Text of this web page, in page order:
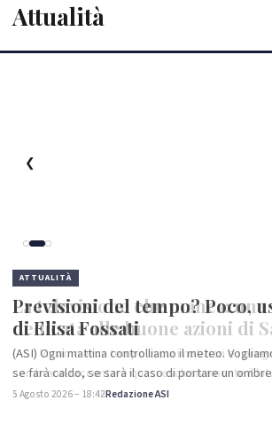
Attualità
❮
ATTUALITÀ
La televisione che manca:
dedicata alle buone azioni di
(ASI) Viviamo in un tempo in cui i notiziari e i
sembrano raccontare quasi esclusivamente il
realtà: violenza, cronaca nera, conflitti, soprusi e
1 Agosto 2026 – 17:56Redazione ASI